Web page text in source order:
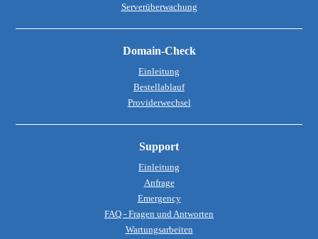
Serverüberwachung
Domain-Check
Einleitung
Bestellablauf
Providerwechsel
Support
Einleitung
Anfrage
Emergency
FAQ - Fragen und Antworten
Wartungsarbeiten